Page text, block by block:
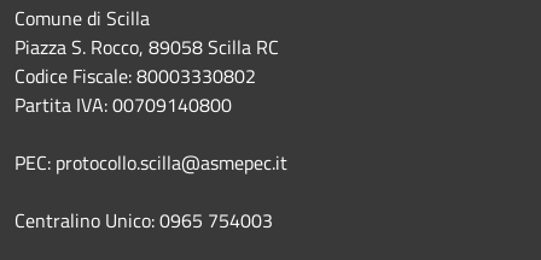
Comune di Scilla
Piazza S. Rocco, 89058 Scilla RC
Codice Fiscale: 80003330802
Partita IVA: 00709140800
PEC: protocollo.scilla@asmepec.it
Centralino Unico: 0965 754003